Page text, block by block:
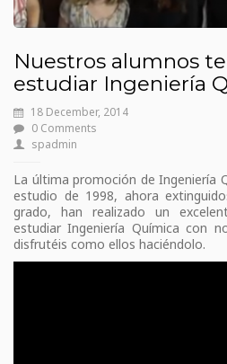
Nuestros alumnos
estudiar Ingeniería
18 December, 2014
0 Comments
spadmin
La última promoción de Ingeniería
estudio de 1998, ahora
grado, han realizado un
estudiar Ingeniería Química con
disfrutéis como ellos haciéndolo.